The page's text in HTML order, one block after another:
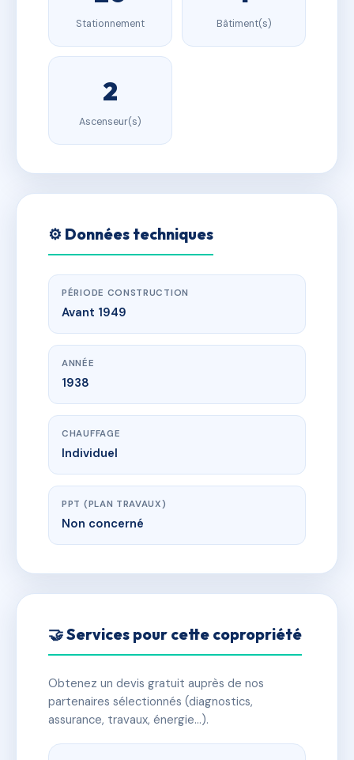
Stationnement Bâtiment(s)
2
Ascenseur(s)
⚙️ Données techniques
PÉRIODE CONSTRUCTION
Avant 1949
ANNÉE
1938
CHAUFFAGE
Individuel
PPT (PLAN TRAVAUX)
Non concerné
🤝 Services pour cette copropriété
Obtenez un devis gratuit auprès de nos
partenaires sélectionnés (diagnostics,
assurance, travaux, énergie…).